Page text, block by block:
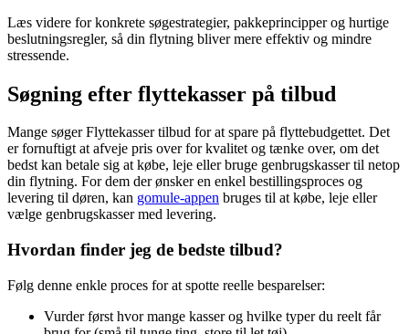
Læs videre for konkrete søgestrategier, pakkeprincipper og hurtige
beslutningsregler, så din flytning bliver mere effektiv og mindre
stressende.
Søgning efter flyttekasser på tilbud
Mange søger Flyttekasser tilbud for at spare på flyttebudgettet. Det
er fornuftigt at afveje pris over for kvalitet og tænke over, om det
bedst kan betale sig at købe, leje eller bruge genbrugskasser til netop
din flytning. For dem der ønsker en enkel bestillingsproces og
levering til døren, kan gomule-appen bruges til at købe, leje eller
vælge genbrugskasser med levering.
Hvordan finder jeg de bedste tilbud?
Følg denne enkle proces for at spotte reelle besparelser:
Vurder først hvor mange kasser og hvilke typer du reelt får